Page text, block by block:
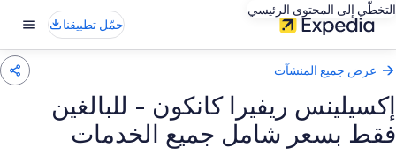
التخطّي إلى المحتوى الرئيسي
حمّل تطبيقنا
عرض جميع المنشآت
إكسيلينس ريفيرا كانكون - للبالغين
فقط بسعر شامل جميع الخدمات